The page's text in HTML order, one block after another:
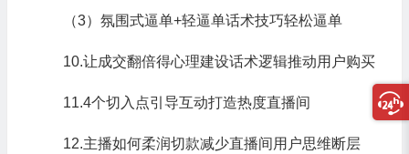
（3）氛围式逼单+轻逼单话术技巧轻松逼单
10.让成交翻倍得心理建设话术逻辑推动用户购买
11.4个切入点引导互动打造热度直播间
12.主播如何柔润切款减少直播间用户思维断层